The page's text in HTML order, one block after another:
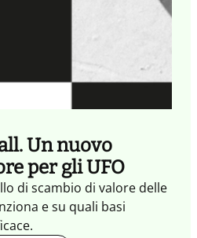
Un nuovo
per gli UFO
di scambio di valore delle
e su quali basi